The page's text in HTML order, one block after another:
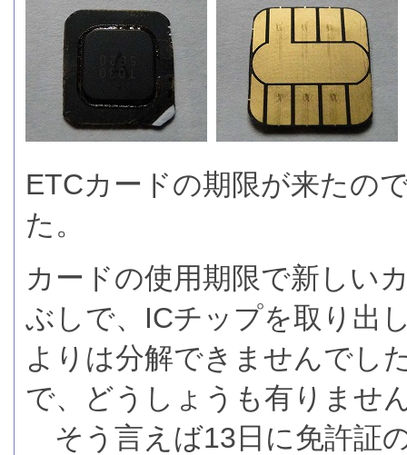
ETCカードの期限が来たの
た。
カードの使用期限で新しい
ぶしで、ICチップを取り出
よりは分解できませんでし
で、どうしょうも有りませ
そう言えば13日に免許証